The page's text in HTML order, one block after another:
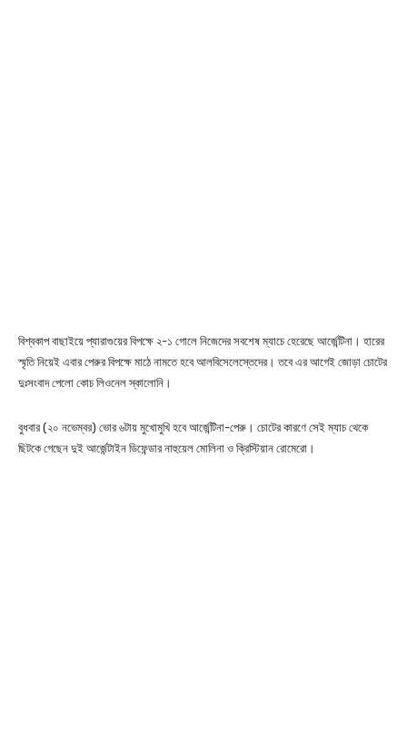
বিশ্বকাপ বাছাইয়ে প্যারাগুয়ের বিপক্ষে ২-১ গোলে নিজেদের সবশেষ ম্যাচে হেরেছে আর্জেন্টিনা। হারের
স্মৃতি নিয়েই এবার পেরুর বিপক্ষে মাঠে নামতে হবে আলবিসেলেস্তেদের। তবে এর আগেই জোড়া চোটের
দুঃসংবাদ পেলো কোচ লিওনেল স্কালোনি।
বুধবার (২০ নভেম্বর) ভোর ৬টায় মুখোমুখি হবে আর্জেন্টিনা-পেরু। চোটের কারণে সেই ম্যাচ থেকে
ছিটকে গেছেন দুই আর্জেন্টাইন ডিফেন্ডার নাহুয়েল মোলিনা ও ক্রিস্টিয়ান রোমেরো।